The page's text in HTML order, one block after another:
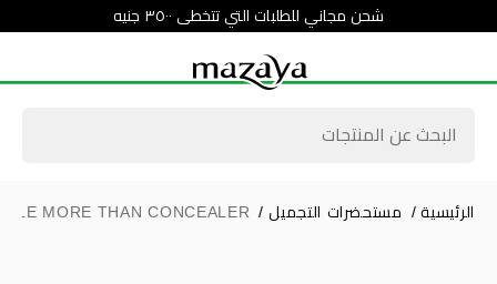
شحن مجاني للطلبات التي تتخطى ٣٥٠٠ جنيه
الرئيسية / مستحضرات التجميل /
MORE THAN CONCEALER